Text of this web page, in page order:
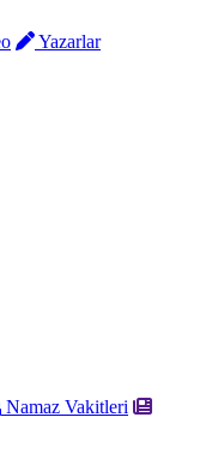
Yazarlar
Namaz Vakitleri